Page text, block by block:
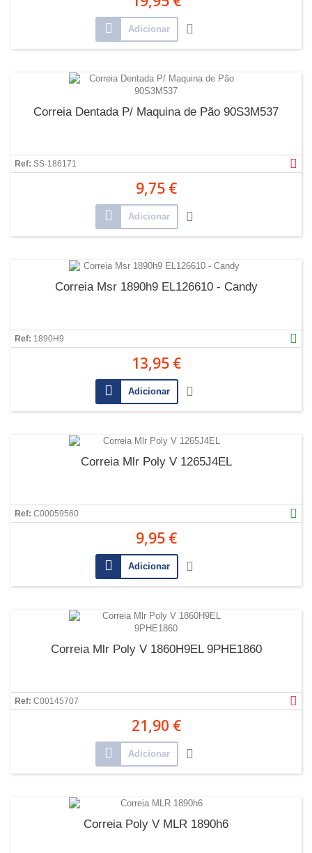
Adicionar
Correia Dentada P/ Maquina de Pão 90S3M537
Ref: SS-186171
9,75 €
Adicionar
Correia Msr 1890h9 EL126610 - Candy
Ref: 1890H9
13,95 €
Adicionar
Correia Mlr Poly V 1265J4EL
Ref: C00059560
9,95 €
Adicionar
Correia Mlr Poly V 1860H9EL 9PHE1860
Ref: C00145707
21,90 €
Adicionar
Correia Poly V MLR 1890h6